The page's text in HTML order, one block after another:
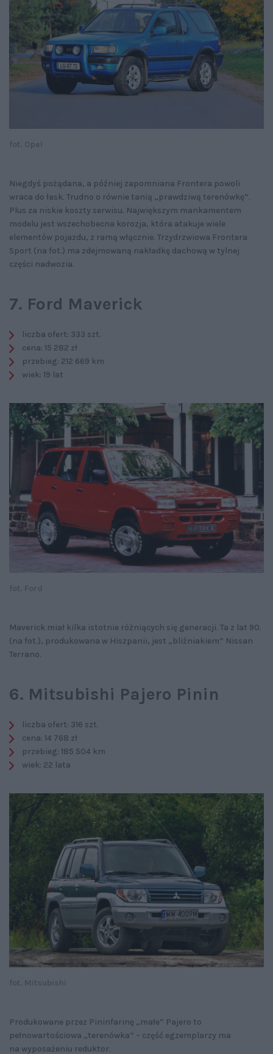
Niegdyś pożądana, a później zapomniana Frontera powoli
wraca do łask. Trudno o równie tanią „prawdziwą terenówkę”.
Plus za niskie koszty serwisu. Największym mankamentem
modelu jest wszechobecna korozja, która atakuje wiele
elementów pojazdu, z ramą włącznie. Trzydrzwiowa Frontera
Sport (na fot.) ma zdejmowaną nakładkę dachową w tylnej
części nadwozia.
7. Ford Maverick
liczba ofert: 333 szt.
cena: 15 282 zł
przebieg: 212 669 km
wiek: 19 lat
Maverick miał kilka istotnie różniących się generacji. Ta z lat 90.
(na fot.), produkowana w Hiszpanii, jest „bliźniakiem” Nissan
Terrano.
6. Mitsubishi Pajero Pinin
liczba ofert: 316 szt.
cena: 14 768 zł
przebieg: 185 504 km
wiek: 22 lata
Produkowane przez Pininfarinę „małe” Pajero to
pełnowartościowa „terenówka” – część egzemplarzy ma
na wyposażeniu reduktor.